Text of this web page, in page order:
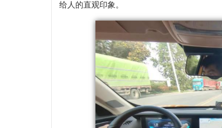
给人的直观印象。